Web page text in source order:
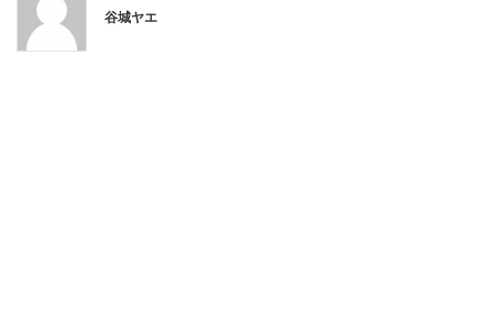
明らかに動揺する夫にますます疑いは深まるが、女性は
谷城ヤエ